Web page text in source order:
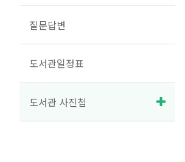
질문답변
도서관일정표
도서관 사진첩